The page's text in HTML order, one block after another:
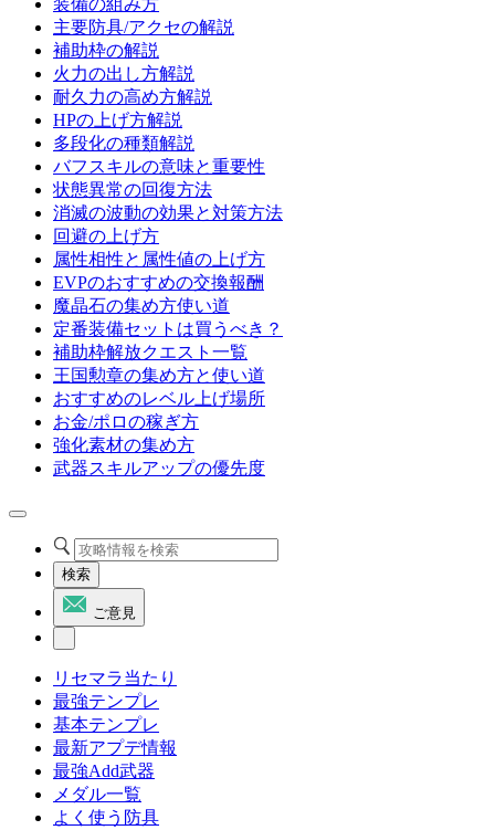
装備の組み方
主要防具/アクセの解説
補助枠の解説
火力の出し方解説
耐久力の高め方解説
HPの上げ方解説
多段化の種類解説
バフスキルの意味と重要性
状態異常の回復方法
消滅の波動の効果と対策方法
回避の上げ方
属性相性と属性値の上げ方
EVPのおすすめの交換報酬
魔晶石の集め方使い道
定番装備セットは買うべき？
補助枠解放クエスト一覧
王国勲章の集め方と使い道
おすすめのレベル上げ場所
お金/ポロの稼ぎ方
強化素材の集め方
武器スキルアップの優先度
検索
ご意見
リセマラ当たり
最強テンプレ
基本テンプレ
最新アプデ情報
最強Add武器
メダル一覧
よく使う防具